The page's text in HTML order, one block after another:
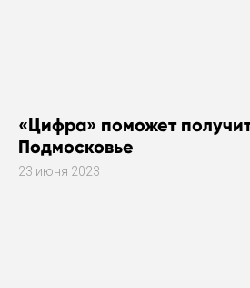
«Цифра» поможет
Подмосковье
23 июня 2023